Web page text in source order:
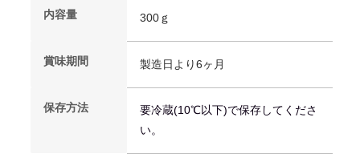
内容量 300ｇ
賞味期間 製造日より6ヶ月
保存方法
要冷蔵(10℃以下)で保存してくださ
い。